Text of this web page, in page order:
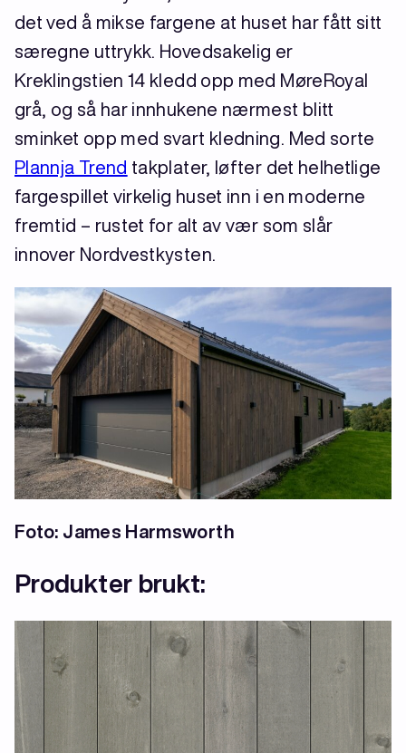
det ved å mikse fargene at huset har fått sitt
særegne uttrykk. Hovedsakelig er
Kreklingstien 14 kledd opp med MøreRoyal
grå, og så har innhukene nærmest blitt
sminket opp med svart kledning. Med sorte
Plannja Trend takplater, løfter det helhetlige
fargespillet virkelig huset inn i en moderne
fremtid – rustet for alt av vær som slår
innover Nordvestkysten.
Foto: James Harmsworth
Produkter brukt: